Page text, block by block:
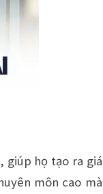
giúp họ tạo ra giá
môn cao mà